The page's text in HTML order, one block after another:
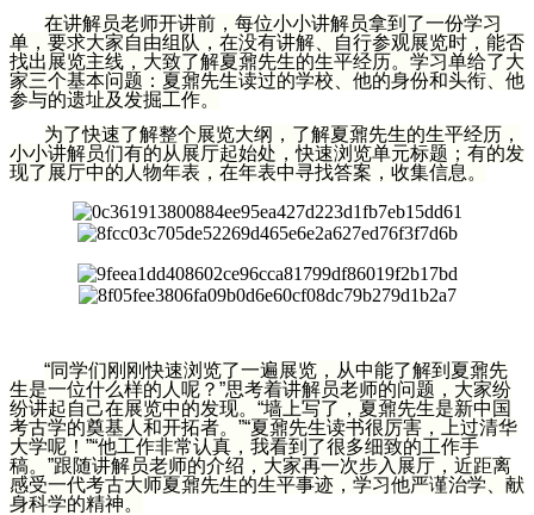
在讲解员老师开讲前，每位小小讲解员拿到了一份学习
单，要求大家自由组队，在没有讲解、自行参观展览时，能否
找出展览主线，大致了解夏鼐先生的生平经历。学习单给了大
家三个基本问题：夏鼐先生读过的学校、他的身份和头衔、他
参与的遗址及发掘工作。
为了快速了解整个展览大纲，了解夏鼐先生的生平经历，
小小讲解员们有的从展厅起始处，快速浏览单元标题；有的发
现了展厅中的人物年表，在年表中寻找答案，收集信息。
“同学们刚刚快速浏览了一遍展览，从中能了解到夏鼐先
生是一位什么样的人呢？”思考着讲解员老师的问题，大家纷
纷讲起自己在展览中的发现。“墙上写了，夏鼐先生是新中国
考古学的奠基人和开拓者。”“夏鼐先生读书很厉害，上过清华
大学呢！”“他工作非常认真，我看到了很多细致的工作手
稿。”跟随讲解员老师的介绍，大家再一次步入展厅，近距离
感受一代考古大师夏鼐先生的生平事迹，学习他严谨治学、献
身科学的精神。